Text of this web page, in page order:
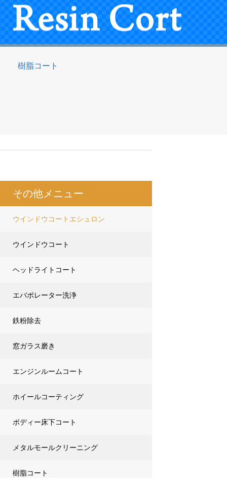
樹脂コート
その他メニュー
ウインドウコートエシュロン
ウインドウコート
ヘッドライトコート
エバポレーター洗浄
鉄粉除去
窓ガラス磨き
エンジンルームコート
ホイールコーティング
ボディー床下コート
メタルモールクリーニング
樹脂コート